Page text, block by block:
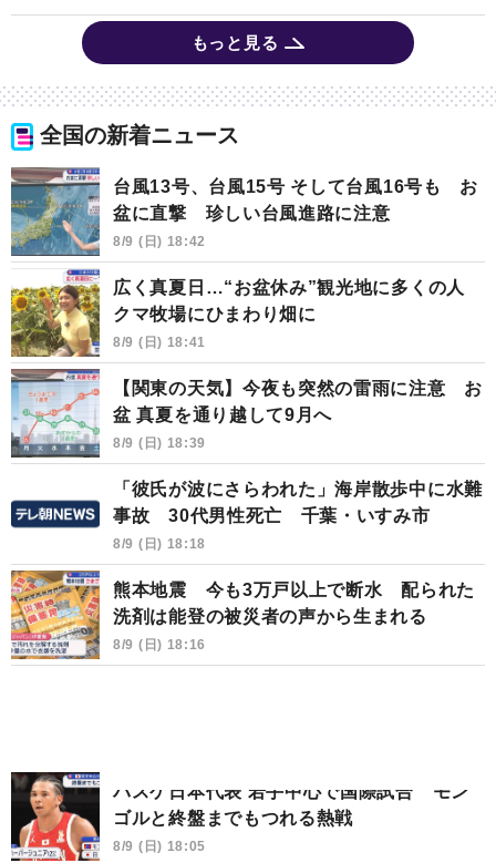
もっと見る
全国の新着ニュース
台風13号、台風15号 そして台風16号も お
盆に直撃 珍しい台風進路に注意
8/9 (日) 18:42
広く真夏日…“お盆休み”観光地に多くの人
クマ牧場にひまわり畑に
8/9 (日) 18:41
【関東の天気】今夜も突然の雷雨に注意 お
盆 真夏を通り越して9月へ
8/9 (日) 18:39
「彼氏が波にさらわれた」海岸散歩中に水難
事故 30代男性死亡 千葉・いすみ市
8/9 (日) 18:18
熊本地震 今も3万戸以上で断水 配られた
洗剤は能登の被災者の声から生まれる
8/9 (日) 18:16
バスケ日本代表 若手中心で国際試合 モン
ゴルと終盤までもつれる熱戦
8/9 (日) 18:05